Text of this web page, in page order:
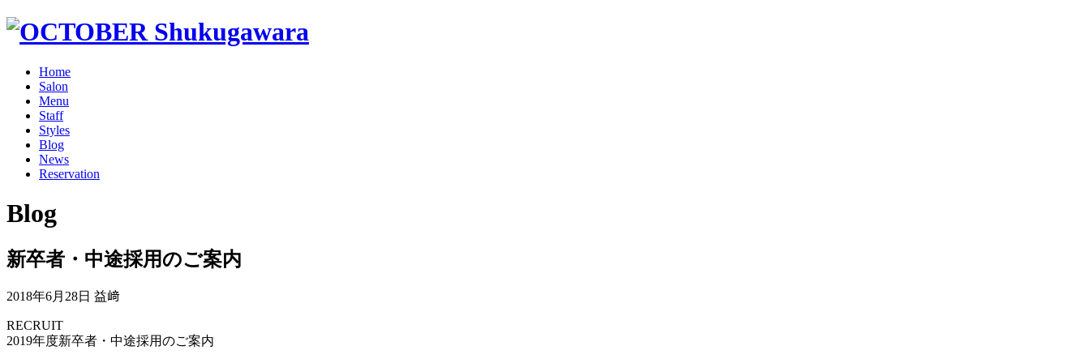
Home
Salon
Menu
Staff
Styles
Blog
News
Reservation
Blog
新卒者・中途採用のご案内
2018年6月28日 益﨑
RECRUIT
2019年度新卒者・中途採用のご案内